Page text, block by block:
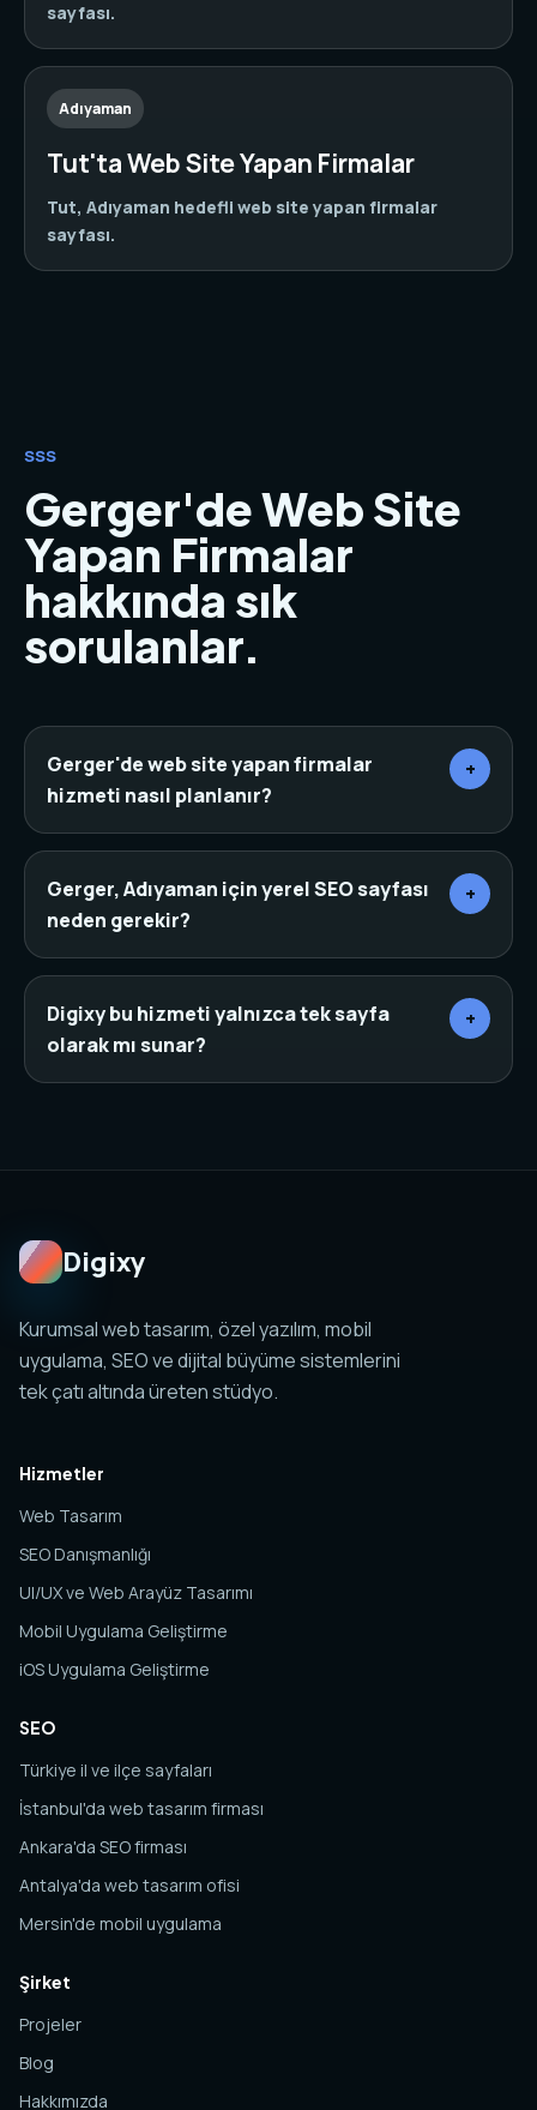
sayfası.
Adıyaman
Tut'ta Web Site Yapan Firmalar
Tut, Adıyaman hedefli web site yapan firmalar
sayfası.
SSS
Gerger'de Web Site
Yapan Firmalar
hakkında sık
sorulanlar.
Gerger'de web site yapan firmalar
hizmeti nasıl planlanır?
+
Önce sektör, rakipler, hedef müşteri ve mevcut
dijital varlıklar incelenir. Ardından sayfa mimarisi,
içerik, tasarım, teknik altyapı ve dönüşüm noktaları
Gerger, Adıyaman için yerel SEO sayfası
neden gerekir?
+
Yerel SEO sayfaları, arama yapan kişinin bulunduğu
şehir veya ilçeye göre daha net bir niyet yakalar. Bu
yapı doğru başlık, canonical, schema ve iç linklerle
Digixy bu hizmeti yalnızca tek sayfa
olarak mı sunar?
+
Digixy
Kurumsal web tasarım, özel yazılım, mobil
uygulama, SEO ve dijital büyüme sistemlerini
tek çatı altında üreten stüdyo.
Hizmetler
Web Tasarım
SEO Danışmanlığı
UI/UX ve Web Arayüz Tasarımı
Mobil Uygulama Geliştirme
iOS Uygulama Geliştirme
SEO
Türkiye il ve ilçe sayfaları
İstanbul'da web tasarım firması
Ankara'da SEO firması
Antalya'da web tasarım ofisi
Mersin'de mobil uygulama
Şirket
Projeler
Blog
Hakkımızda